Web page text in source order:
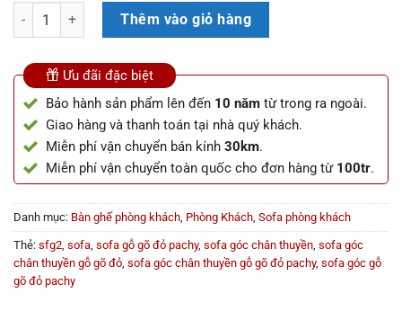
Sofa góc chân thuyền gỗ gõ đỏ ( SFG2 ) (a Thành - Tây Mỗ, Hà Nội)
Thêm vào giỏ hàng
Ưu đãi đặc biệt
Bảo hành sản phẩm lên đến 10 năm từ trong ra ngoài.
Giao hàng và thanh toán tại nhà quý khách.
Miễn phí vận chuyển bán kính 30km.
Miễn phí vận chuyển toàn quốc cho đơn hàng từ 100tr.
Danh mục: Bàn ghế phòng khách Phòng Khách Sofa phòng khách
Thẻ: sfg2 sofa sofa gỗ gõ đỏ pachy, sofa góc chân thuyền sofa góc
chân thuyền gỗ gõ đỏ sofa góc chân thuyền gỗ gõ đỏ pachy, sofa góc gỗ
gõ đỏ pachy